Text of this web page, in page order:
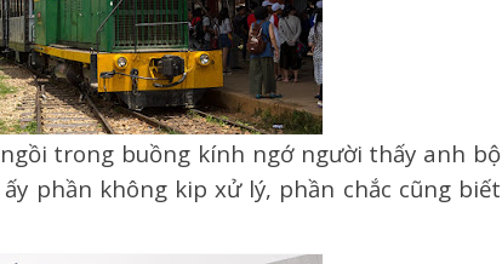
trong buồng kính ngớ người thấy anh bộ
phần không kip xử lý, phần chắc cũng biết